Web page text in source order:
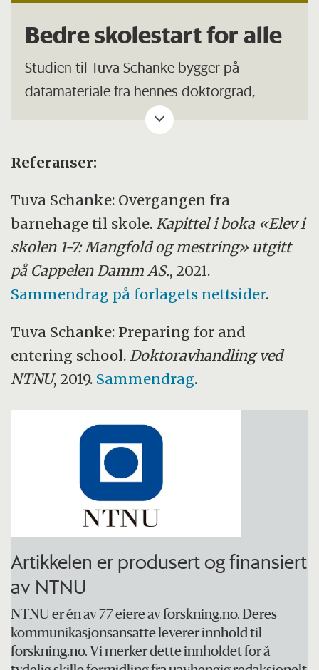
Bedre skolestart for alle
Studien til Tuva Schanke bygger på
datamateriale fra hennes doktorgrad,
forskningsprosjektet «Preparing for and
entering school», fra 2013–2018.
for allesom er et samarbeid mellom NTNU,
Trondheim kommune, Dronning Mauds
Minne Høgskole for
barnehagelærerutdanning, Linnéuniversit
og Roskilde universitet.
Et av fokusområdene er å løfte frem barns
erfaringer og opplevelser om overgangen
til skolen.
Referanser:
Tuva Schanke: Overgangen fra
barnehage til skole. Kapittel i boka «Elev i
skolen 1-7: Mangfold og mestring» utgitt
på Cappelen Damm AS., 2021.
Sammendrag på forlagets nettsider.
Tuva Schanke: Preparing for and
entering school. Doktoravhandling ved
NTNU, 2019. Sammendrag.
Artikkelen er produsert og finansiert
av NTNU
NTNU er én av 77 eiere av forskning.no. Deres
kommunikasjonsansatte leverer innhold til
forskning.no. Vi merker dette innholdet for å